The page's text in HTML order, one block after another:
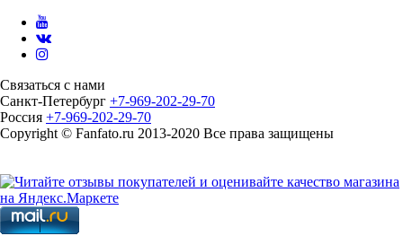
Связаться с нами
Санкт-Петербург +7-969-202-29-70
Россия +7-969-202-29-70
Copyright © Fanfato.ru 2013-2020 Все права защищены